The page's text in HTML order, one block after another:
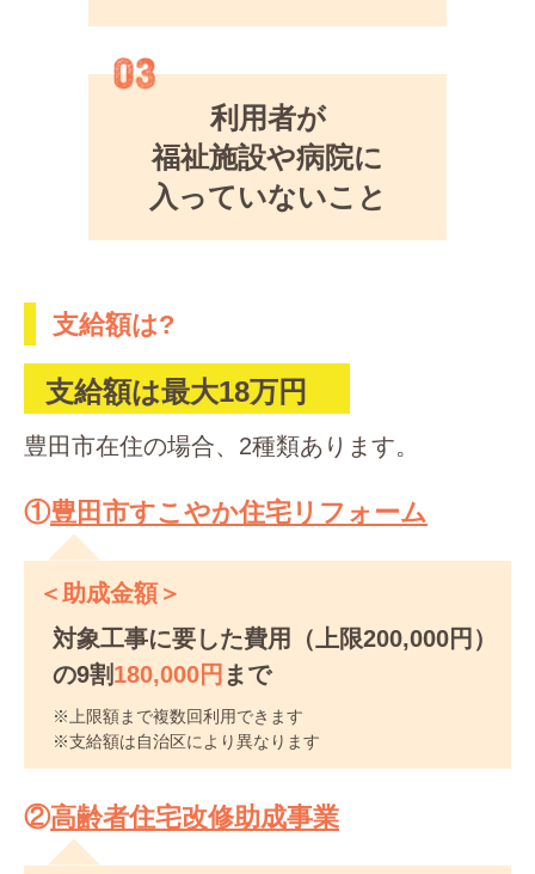
利用者が
福祉施設や病院に
入っていないこと
支給額は?
支給額は最大18万円
豊田市在住の場合、2種類あります。
①豊田市すこやか住宅リフォーム
＜助成金額＞
対象工事に要した費用（上限200,000円）
の9割180,000円 まで
※上限額まで複数回利用できます
※支給額は自治区により異なります
②高齢者住宅改修助成事業